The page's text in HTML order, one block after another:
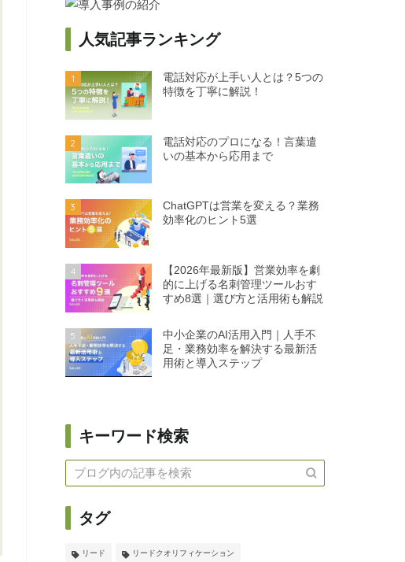
人気記事ランキング
1
電話対応が上手い人とは？5つの
特徴を丁寧に解説！
2
電話対応のプロになる！言葉遣
いの基本から応用まで
3
ChatGPTは営業を変える？業務
効率化のヒント5選
4
【2026年最新版】営業効率を劇
的に上げる名刺管理ツールおす
すめ8選｜選び方と活用術も解説
5
中小企業のAI活用入門｜人手不
足・業務効率を解決する最新活
用術と導入ステップ
キーワード検索
タグ
リード リードクオリフィケーション